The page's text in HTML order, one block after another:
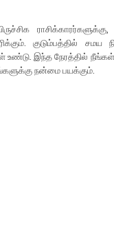
குடும்பத்தில் சமய
உண்டு. இந்த நேரத்தில்
நன்மை பயக்கும்.